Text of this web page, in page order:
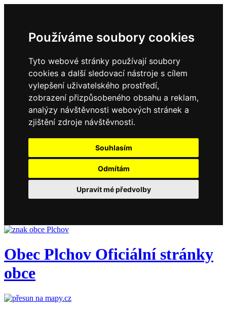
Používáme soubory cookies
Tyto webové stránky používají soubory
cookies a další sledovací nástroje s cílem
vylepšení uživatelského prostředí,
zobrazení přizpůsobeného obsahu a reklam,
analýzy návštěvnosti webových stránek a
zjištění zdroje návštěvnosti.
Souhlasím
Odmítám
Upravit mé předvolby
Obec Plchov Oficiální stránky
obce